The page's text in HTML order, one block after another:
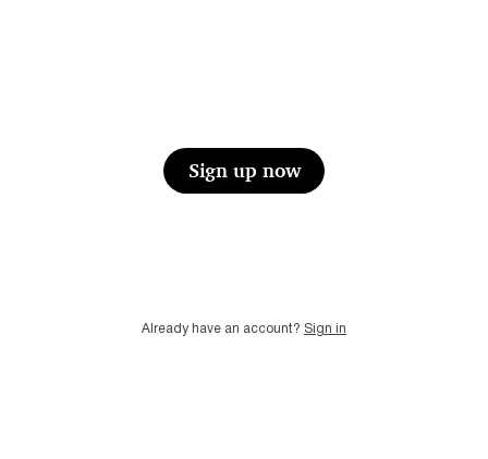
Sign up now
Already have an account? Sign in